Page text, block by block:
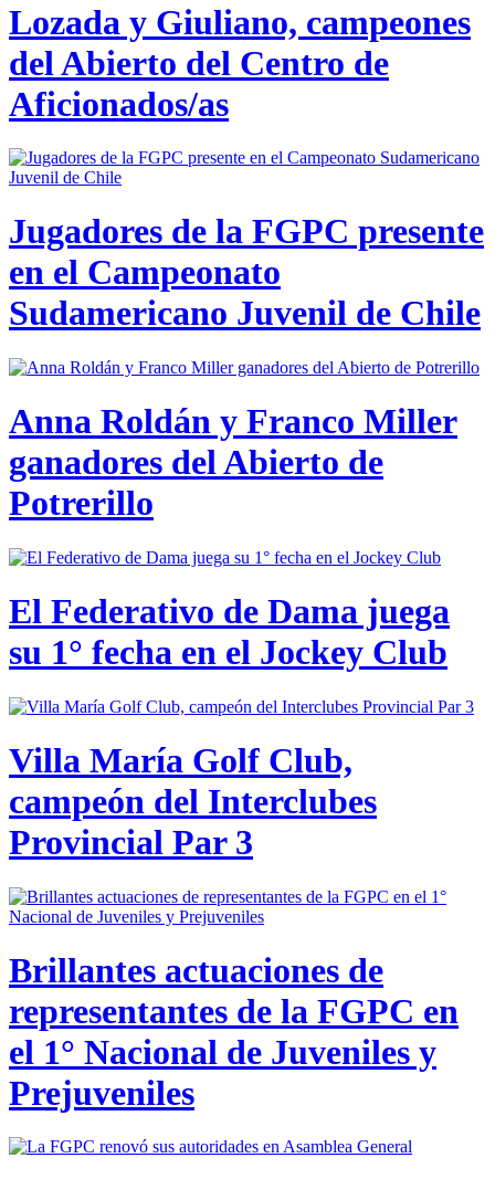
Lozada y Giuliano, campeones
del Abierto del Centro de
Aficionados/as
Jugadores de la FGPC presente
en el Campeonato
Sudamericano Juvenil de Chile
Anna Roldán y Franco Miller
ganadores del Abierto de
Potrerillo
El Federativo de Dama juega
su 1° fecha en el Jockey Club
Villa María Golf Club,
campeón del Interclubes
Provincial Par 3
Brillantes actuaciones de
representantes de la FGPC en
el 1° Nacional de Juveniles y
Prejuveniles